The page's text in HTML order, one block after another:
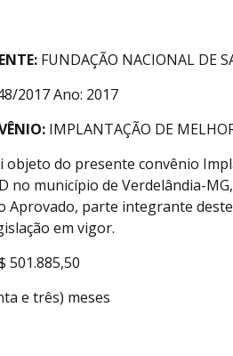
FUNDAÇÃO NACIONAL DE
2017 Ano: 2017
IMPLANTAÇÃO DE
objeto do presente convênio
no município de Verdelândia-
Aprovado, parte integrante
em vigor.
501.885,50
e três) meses